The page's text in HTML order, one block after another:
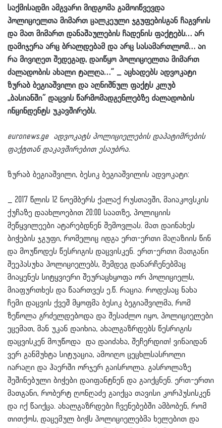
საქმისადმი ამგვარი მიდგომა გამოიწვევდა
პოლიციელთა მიმართ ცალკეული ჯგუფებისგან ჩაგვრის
და მათ მიმართ დანაშაულების ჩადენის ფაქტებს… არ
დამიჯერა არც ბრალდებამ და არც სასამართლომ… აი
რა მივიღეთ შედეგად, დაიწყო პოლიციელთა მიმართ
ძალადობის ახალი ტალღა…” _ აცხადებს ადვოკატი
ზურაბ ბეგიაშვილი და აღნიშნულ ფაქტს კლუბ
,,ბასიანში” დაცვის წარმომადგენლებზე ძალადობის
ინცინდენტს უკავშირებს.
euronews.ge ადვოკატს პოლიციელების დაპატიმრების
ფაქტთან დაკავშირებით ესაუბრა.
ზურაბ ბეგიაშვილი, ბესიკ ბეგიაშვილის ადვოკატი:
_ 2017 წლის 12 ნოემბერს ქალაქ რუსთავში, მაიაკოვსკის
ქუჩაზე დაახლოებით 20:00 საათზე, პოლიციის
მეწყვილეები ატარებდნენ შემოვლას. მათ დაინახეს
ბიჭების ჯგუფი, რომელიც იდგა ერთ-ერთი მაღაზიის წინ
და მოუწოდეს წესრიგის დაცვისკენ. ერთ-ერთი მათგანი
შეეპასუხა პოლიციელებს, შემდეგ დანარჩენებმაც
მიაყენეს სიტყვიერი შეურაცხყოფა ორ პოლიციელს,
მიაფურთხეს და წაართვეს ე.წ. რაცია. როდესაც ნახა
ჩემი დაცვის ქვეშ მყოფმა ბესიკ ბეგიაშვილმა, რომ
ზეწოლა გრძელდებოდა და შესაძლო იყო, პოლიციელები
ეცემათ, მან უკან დაიხია, ახალგაზრდებს წესრიგის
დაცვისკენ მოუწოდა და დაიძახა, შეჩერდით! ვინაიდან
ვერ განმუხტა სიტუაცია, ამოიღო ცეცხლსასროლი
იარაღი და ჰაერში ორჯერ გაისროლა. გასროლაზე
შეშინებული ბიჭები დაიფანტნენ და გაიქცნენ. ერთ-ერთი
მათგანი, რობერტ ღონღაძე გაიქცა თავისი კორპუსისკენ
და იქ წაიქცა. ახალგაზრდები ჩვენებებში ამბობენ, რომ
თითქოს, დაცემულ ბიჭს პოლიციელებმა ხელებით და